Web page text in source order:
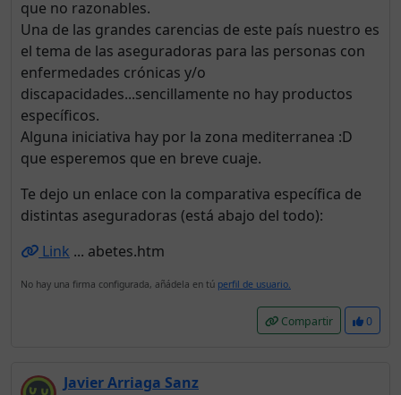
que no razonables.
Una de las grandes carencias de este país nuestro es
el tema de las aseguradoras para las personas con
enfermedades crónicas y/o
discapacidades...sencillamente no hay productos
específicos.
Alguna iniciativa hay por la zona mediterranea :D
que esperemos que en breve cuaje.
Te dejo un enlace con la comparativa específica de
distintas aseguradoras (está abajo del todo):
Link ... abetes.htm
No hay una firma configurada, añádela en tú perfil de usuario.
Compartir 0
Javier Arriaga Sanz